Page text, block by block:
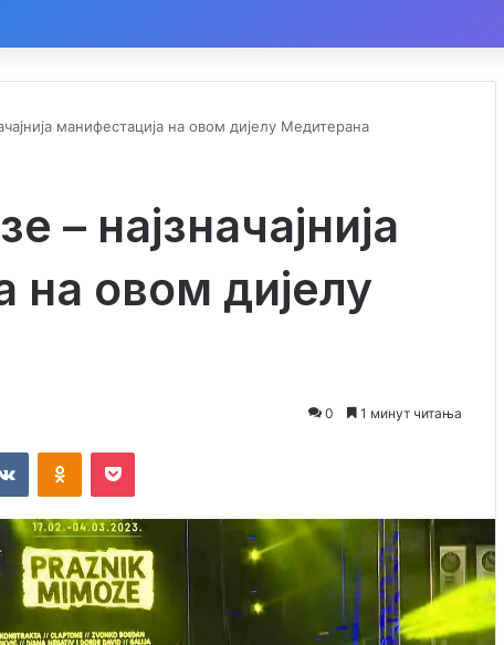
манифестација на овом дијелу Медитерана
– најзначајнија
на овом дијелу
0 1 минут читања
VKontakteOdnoklassniki
Pocket